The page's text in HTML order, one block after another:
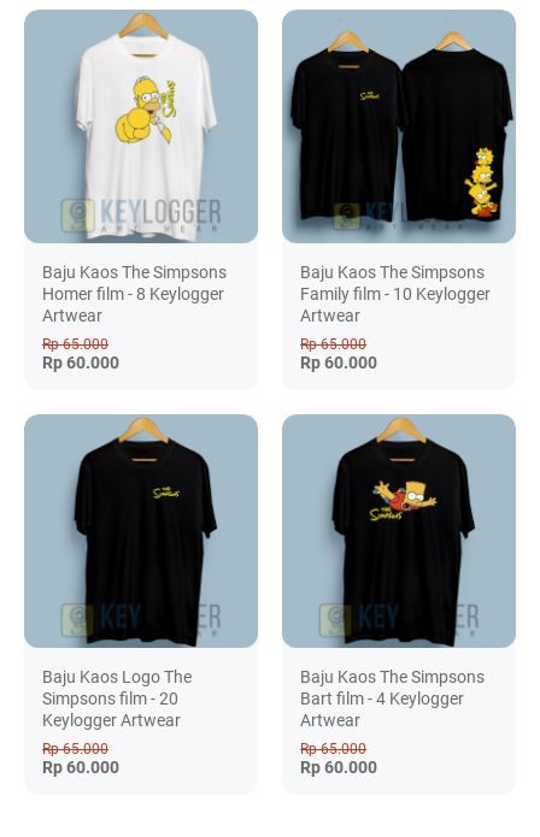
Baju Kaos The Simpsons
Homer film - 8 Keylogger
Artwear
Rp 65.000
Rp 60.000
Baju Kaos The Simpsons
Family film - 10 Keylogger
Artwear
Rp 65.000
Rp 60.000
Baju Kaos Logo The
Simpsons film - 20
Keylogger Artwear
Rp 65.000
Rp 60.000
Baju Kaos The Simpsons
Bart film - 4 Keylogger
Artwear
Rp 65.000
Rp 60.000